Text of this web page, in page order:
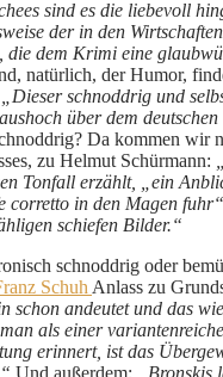
sind es die liebevoll
der in den
die dem Krimi eine
natürlich, der Humor,
„Dieser schnoddrig und
über dem deutschen
Da kommen wir
zu Helmut Schürmann:
Tonfall erzählt, „ein
corretto in den Magen
schiefen Bilder.“
schnoddrig oder
Schuh Anlass zu
schon andeutet und das
als einer
erinnert, ist das
Und außerdem:
„Bronskis